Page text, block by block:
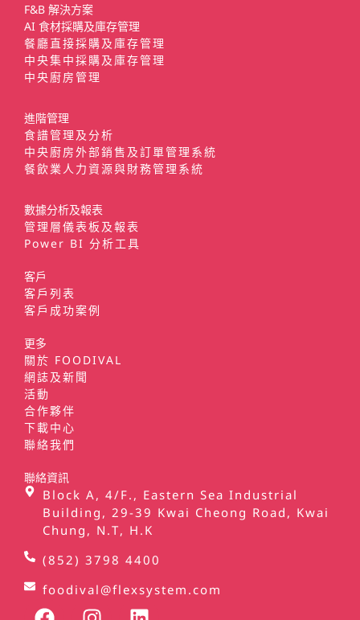
F&B 解決方案
AI 食材採購及庫存管理
餐廳直接採購及庫存管理
中央集中採購及庫存管理
中央廚房管理
進階管理
食譜管理及分析
中央廚房外部銷售及訂單管理系統
餐飲業人力資源與財務管理系統
數據分析及報表
管理層儀表板及報表
Power BI 分析工具
客戶
客戶列表
客戶成功案例
更多
關於 FOODIVAL
網誌及新聞
活動
合作夥伴
下載中心
聯絡我們
聯絡資訊
Block A, 4/F., Eastern Sea Industrial
Building, 29-39 Kwai Cheong Road, Kwai
Chung, N.T, H.K
(852) 3798 4400
foodival@flexsystem.com